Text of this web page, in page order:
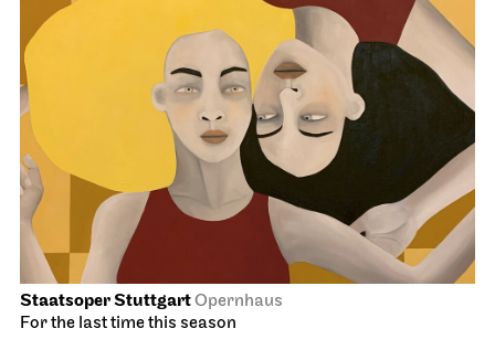
Staatsoper StuttgartOpera House, Upper Foyer (I. Rang)
Introductory matinee: Alceste
06.06.2027
11:00 - 12:30